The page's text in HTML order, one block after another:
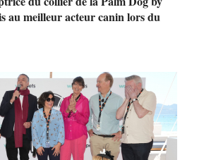
au meilleur acteur canin lors du